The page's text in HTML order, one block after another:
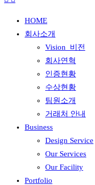
HOME
회사소개
Vision_비전
회사연혁
인증현황
수상현황
팀원소개
거래처 안내
Business
Design Service
Our Services
Our Facility
Portfolio